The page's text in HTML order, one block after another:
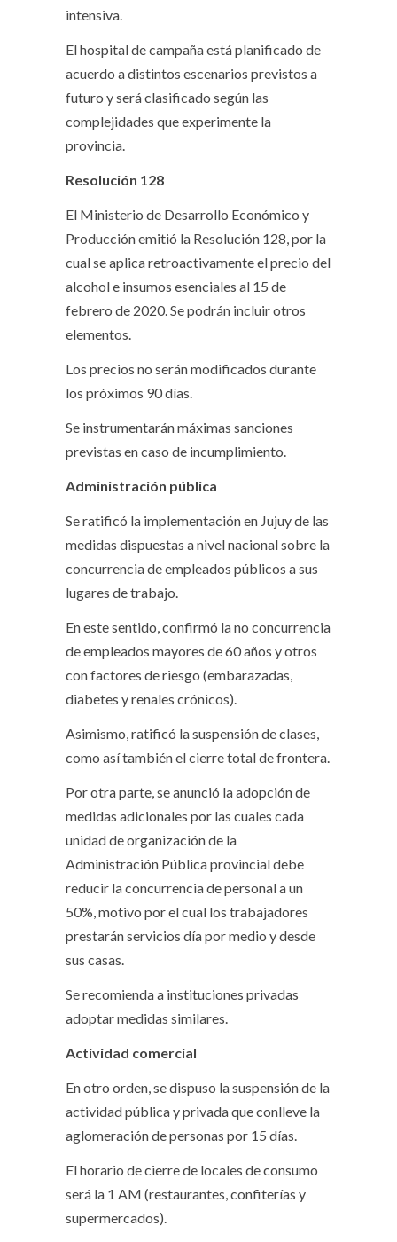
intensiva.
El hospital de campaña está planificado de
acuerdo a distintos escenarios previstos a
futuro y será clasificado según las
complejidades que experimente la
provincia.
Resolución 128
El Ministerio de Desarrollo Económico y
Producción emitió la Resolución 128, por la
cual se aplica retroactivamente el precio del
alcohol e insumos esenciales al 15 de
febrero de 2020. Se podrán incluir otros
elementos.
Los precios no serán modificados durante
los próximos 90 días.
Se instrumentarán máximas sanciones
previstas en caso de incumplimiento.
Administración pública
Se ratificó la implementación en Jujuy de las
medidas dispuestas a nivel nacional sobre la
concurrencia de empleados públicos a sus
lugares de trabajo.
En este sentido, confirmó la no concurrencia
de empleados mayores de 60 años y otros
con factores de riesgo (embarazadas,
diabetes y renales crónicos).
Asimismo, ratificó la suspensión de clases,
como así también el cierre total de frontera.
Por otra parte, se anunció la adopción de
medidas adicionales por las cuales cada
unidad de organización de la
Administración Pública provincial debe
reducir la concurrencia de personal a un
50%, motivo por el cual los trabajadores
prestarán servicios día por medio y desde
sus casas.
Se recomienda a instituciones privadas
adoptar medidas similares.
Actividad comercial
En otro orden, se dispuso la suspensión de la
actividad pública y privada que conlleve la
aglomeración de personas por 15 días.
El horario de cierre de locales de consumo
será la 1 AM (restaurantes, confiterías y
supermercados).